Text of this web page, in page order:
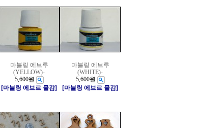
마블링 에브루
(YELLOW)-
5,600원
[마블링 에브르 물감]
마블링 에브루
(WHITE)-
5,600원
[마블링 에브르 물감]